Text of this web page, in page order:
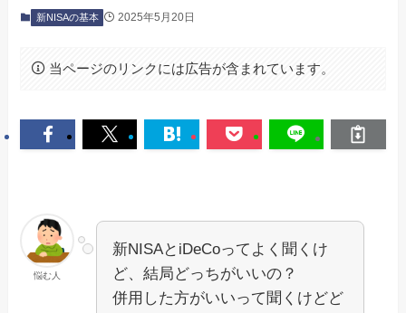
新NISAの基本 2025年5月20日
当ページのリンクには広告が含まれています。
悩む人
新NISAとiDeCoってよく聞くけ
ど、結局どっちがいいの？
併用した方がいいって聞くけどど